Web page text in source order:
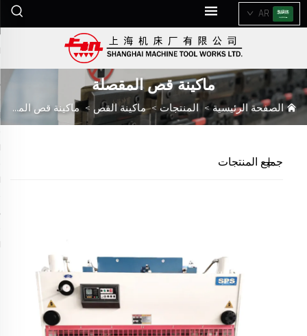
AR
ماكينة قص المقصلة
الصفحة الرئيسية> المنتجات >ماكينة القص >ماكينة قص المقصلة
جميع المنتجات